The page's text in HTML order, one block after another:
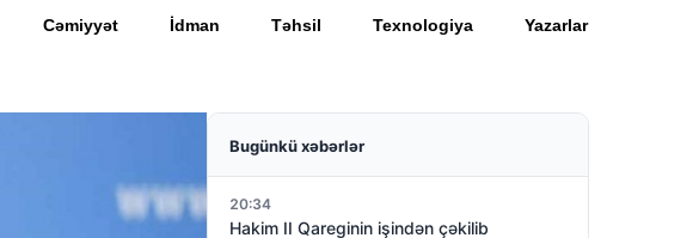
Cəmiyyət İdman Təhsil Texnologiya Yazarlar
Bugünkü xəbərlər
20:34
Hakim II Qareginin işindən çəkilib